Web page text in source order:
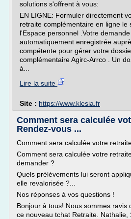
solutions s'offrent à vous:
EN LIGNE: Formuler directement
retraite complémentaire en ligne le
l'Espace personnel .Votre
automatiquement enregistrée
compétente pour gérer votre
complémentaire Agirc-Arrco . Un
à...
Lire la suite
Site : https://www.klesia.fr
Comment sera calculée
Rendez-vous ...
Comment sera calculée votre
Comment sera calculée votre
demander ?
Quels prélèvements lui seront
elle revalorisée ?...
Nos réponses à vos questions !
Bonjour à tous! Nous sommes ravis
ce nouveau tchat Retraite. Nathalie,